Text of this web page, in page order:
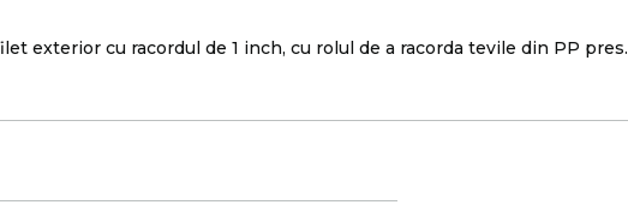
exterior cu racordul de 1 inch, cu rolul de a racorda tevile din PP pres.